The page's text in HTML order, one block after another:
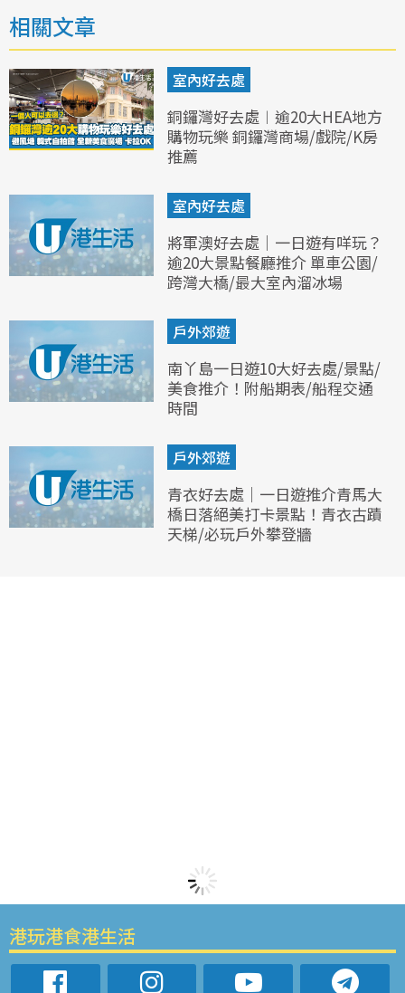
相關文章
室內好去處
銅鑼灣好去處︱逾20大HEA地方
購物玩樂 銅鑼灣商場/戲院/K房
推薦
室內好去處
將軍澳好去處｜一日遊有咩玩？
逾20大景點餐廳推介 單車公園/
跨灣大橋/最大室內溜冰場
戶外郊遊
南丫島一日遊10大好去處/景點/
美食推介！附船期表/船程交通
時間
戶外郊遊
青衣好去處｜一日遊推介青馬大
橋日落絕美打卡景點！青衣古蹟
天梯/必玩戶外攀登牆
港玩港食港生活